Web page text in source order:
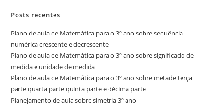
Posts recentes
Plano de aula de Matemática para o 3º ano sobre sequência
numérica crescente e decrescente
Plano de aula de Matemática para o 3º ano sobre significado de
medida e unidade de medida
Plano de aula de Matemática para o 3º ano sobre metade terça
parte quarta parte quinta parte e décima parte
Planejamento de aula sobre simetria 3º ano